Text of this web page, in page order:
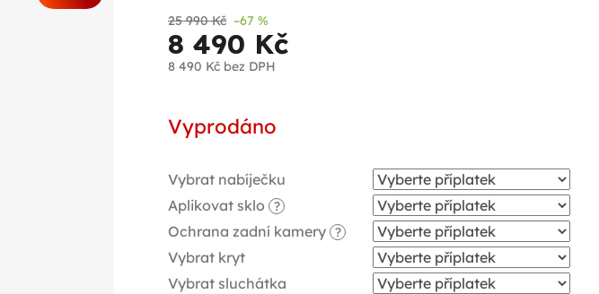
25 990 Kč –67 %
8 490 Kč
8 490 Kč bez DPH
cena:
Vyprodáno
Vybrat nabíječku
Aplikovat sklo
?
Ochrana zadní kamery ?
Vybrat kryt
Vybrat sluchátka